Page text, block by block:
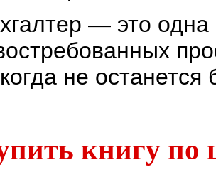
— это
не останется
книгу по